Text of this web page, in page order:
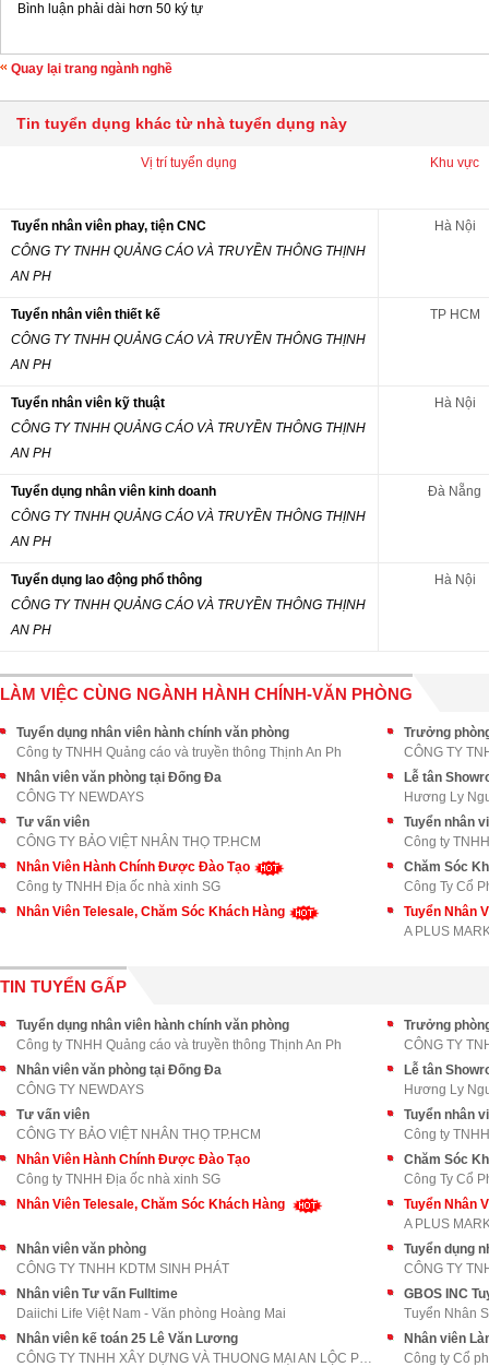
Bình luận phải dài hơn 50 ký tự
Quay lại trang ngành nghề
Tin tuyển dụng khác từ nhà tuyển dụng này
Vị trí tuyển dụng Khu vực
Tuyển nhân viên phay, tiện CNC
CÔNG TY TNHH QUẢNG CÁO VÀ TRUYỀN THÔNG THỊNH
AN PH
Hà Nội
Tuyển nhân viên thiết kế
CÔNG TY TNHH QUẢNG CÁO VÀ TRUYỀN THÔNG THỊNH
AN PH
TP HCM
Tuyển nhân viên kỹ thuật
CÔNG TY TNHH QUẢNG CÁO VÀ TRUYỀN THÔNG THỊNH
AN PH
Hà Nội
Tuyển dụng nhân viên kinh doanh
CÔNG TY TNHH QUẢNG CÁO VÀ TRUYỀN THÔNG THỊNH
AN PH
Đà Nẵng
Tuyển dụng lao động phổ thông
CÔNG TY TNHH QUẢNG CÁO VÀ TRUYỀN THÔNG THỊNH
AN PH
Hà Nội
LÀM VIỆC CÙNG NGÀNH HÀNH CHÍNH-VĂN PHÒNG
Tuyển dụng nhân viên hành chính văn phòng
Công ty TNHH Quảng cáo và truyền thông Thịnh An Ph
Trưởng
CÔNG TY
Nhân viên văn phòng tại Đống Đa
CÔNG TY NEWDAYS
Lễ tân
Hương Ly
Tư vấn viên
CÔNG TY BẢO VIỆT NHÂN THỌ TP.HCM
Tuyển nhân
Công ty
Nhân Viên Hành Chính Được Đào Tạo
Công ty TNHH Địa ốc nhà xinh SG
Chăm Sóc
Công Ty Cổ
Nhân Viên Telesale, Chăm Sóc Khách Hàng
A PLUS
TIN TUYỂN GẤP
Tuyển dụng nhân viên hành chính văn phòng
Công ty TNHH Quảng cáo và truyền thông Thịnh An Ph
Trưởng
CÔNG TY
Nhân viên văn phòng tại Đống Đa
CÔNG TY NEWDAYS
Lễ tân
Hương Ly
Tư vấn viên
CÔNG TY BẢO VIỆT NHÂN THỌ TP.HCM
Tuyển nhân
Công ty
Nhân Viên Hành Chính Được Đào Tạo
Công ty TNHH Địa ốc nhà xinh SG
Chăm Sóc
Công Ty Cổ
Nhân Viên Telesale, Chăm Sóc Khách Hàng
A PLUS
Nhân viên văn phòng
CÔNG TY TNHH KDTM SINH PHÁT
Tuyển dụng
Nhân viên Tư vấn Fulltime
Daiichi Life Việt Nam - Văn phòng Hoàng Mai
Tuyển Nhân
Nhân viên kế toán 25 Lê Văn Lương
CÔNG TY TNHH XÂY DỰNG VÀ THUONG MẠI AN LỘC PHÁT
Nhân viên
Công ty Cổ